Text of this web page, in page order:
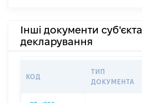
Інші документи суб'єкта
декларування
КОД
ТИП
ДОКУМЕНТА